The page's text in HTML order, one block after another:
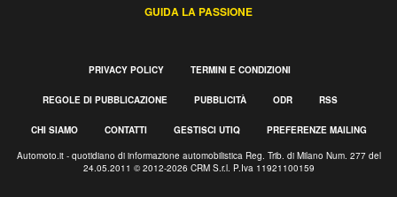
GUIDA LA PASSIONE
PRIVACY POLICY TERMINI E CONDIZIONI
REGOLE DI PUBBLICAZIONE PUBBLICITÀ ODR RSS
CHI SIAMO CONTATTI GESTISCI UTIQ PREFERENZE MAILING
Automoto.it - quotidiano di informazione automobilistica Reg. Trib. di Milano Num. 277 del
24.05.2011 © 2012-2026 CRM S.r.l. P.Iva 11921100159